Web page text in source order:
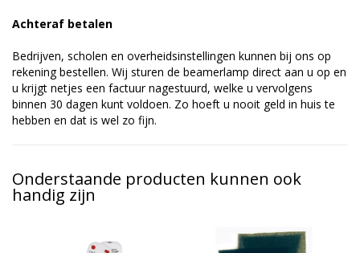
Achteraf betalen
Bedrijven, scholen en overheidsinstellingen kunnen bij ons op
rekening bestellen. Wij sturen de beamerlamp direct aan u op en
u krijgt netjes een factuur nagestuurd, welke u vervolgens
binnen 30 dagen kunt voldoen. Zo hoeft u nooit geld in huis te
hebben en dat is wel zo fijn.
Onderstaande producten kunnen ook
handig zijn